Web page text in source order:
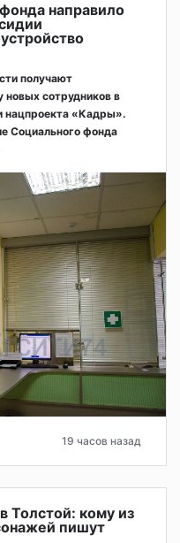
направило
получают
новых сотрудников в
нацпроекта «Кадры».
Социального фонда
19 часов назад
Толстой: кому из
пишут